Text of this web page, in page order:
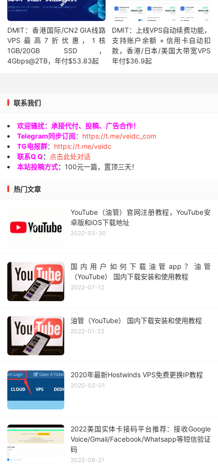
DMIT：香港国际/CN2 GIA线路
VPS最高7折优惠，1核
1GB/20GB SSD，
4Gbps@2TB，年付$53.83起
DMIT：上线VPS自动续费功能，
支持账户余额 + 信用卡自动扣
款，香港/日本/美国大带宽VPS
年付$36.9起
联系我们
欢迎骚扰：承接代付、投稿、广告合作！
Telegram同步订阅： https://t.me/veidc_com
TG电报群： https://t.me/veidc
联系Q Q：
点击此处对话
本站投稿方式： 100元一篇，置顶三天！
热门文章
YouTube（油管）官网注册教程，YouTube安
卓版和iOS下载地址
2022-03-30
国内用户如何下载油管app？油管
（YouTube） 国内下载安装和使用教程
2022-07-12
油管（YouTube） 国内下载安装和使用教程
2022-01-23
2020年最新Hostwinds VPS免费更换IP教程
2020-02-01
2022美国实体卡接码平台推荐：接收Google
Voice/Gmail/Facebook/Whatsapp等短信验证
码
2022-08-27